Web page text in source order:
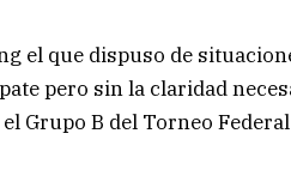
el que dispuso de
pero sin la claridad
Grupo B del Torneo